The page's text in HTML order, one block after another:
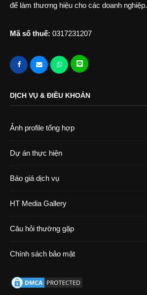
để làm thương hiệu cho các doanh nghiệp.
Mã số thuế: 0317231207
DỊCH VỤ & ĐIỀU KHOẢN
Ảnh profile tổng hợp
Dự án thực hiện
Báo giá dịch vụ
HT Media Gallery
Câu hỏi thường gặp
Chính sách bảo mật